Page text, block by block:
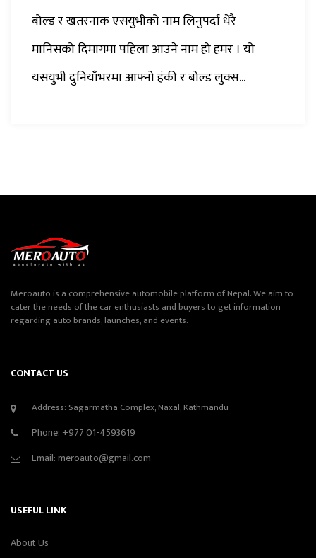
बोल्ड र खतरनाक एसयुुभीको नाम लिनुपर्दा धेरै
मानिसको दिमागमा पहिला आउने नाम हो हमर । यो
यसयुभी दुनियाँभरमा आफ्नो हंकी र बोल्ड लुक्स...
Meroauto is a comprehensive automobile platform of Nepal. We aim to
cater the needs of the car enthusiasts and buyers to get information
regarding auto brands, launches, and events.
CONTACT US
Address: Sagarmatha Complex, Naxal, Kathmandu
Phone: +977 01-4593619
Email:meroauto@gmail.com
USEFUL LINK
About Us